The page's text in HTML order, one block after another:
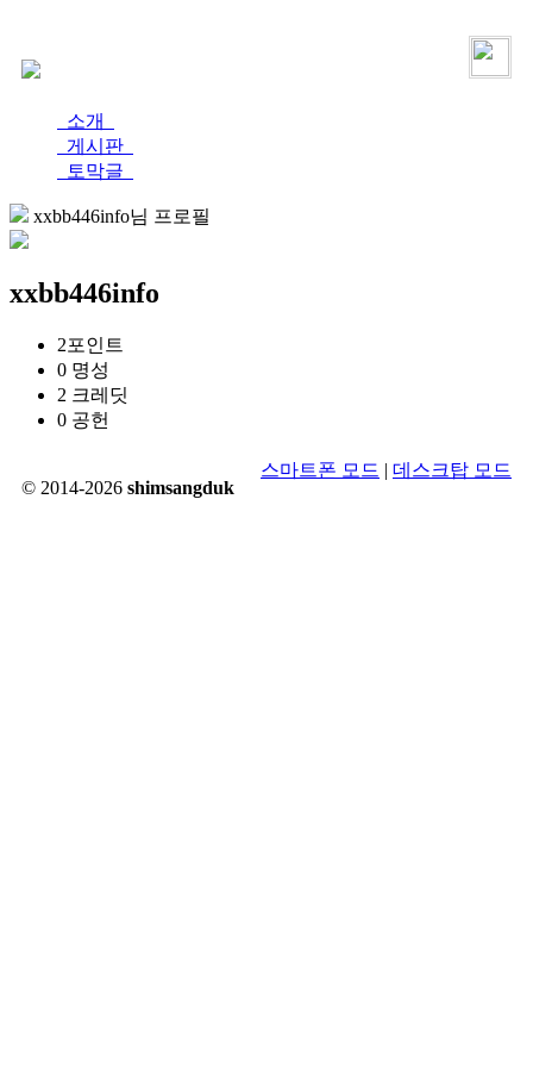
소개
게시판
토막글
xxbb446info님 프로필
xxbb446info
2포인트
0 명성
2 크레딧
0 공헌
© 2014-2026 shimsangduk
스마트폰 모드 | 데스크탑 모드